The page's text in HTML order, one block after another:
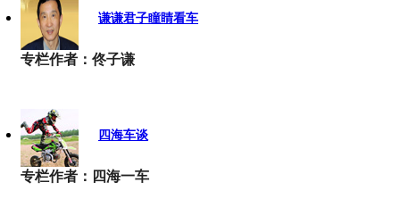
谦谦君子瞳睛看车
专栏作者：佟子谦
四海车谈
专栏作者：四海一车